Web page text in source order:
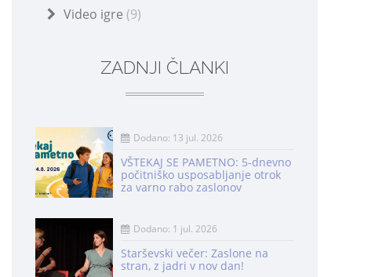
Video igre (9)
ZADNJI ČLANKI
Dodano: 13 jul. 2026
VŠTEKAJ SE PAMETNO: 5-dnevno
počitniško usposabljanje otrok
za varno rabo zaslonov
Dodano: 1 jul. 2026
Starševski večer: Zaslone na
stran, z jadri v nov dan!